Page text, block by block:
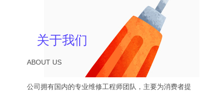
关于我们
ABOUT US
公司拥有国内的专业维修工程师团队，主要为消费者提